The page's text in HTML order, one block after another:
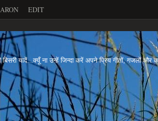
EDIT
बिसरी यादें...क्यूँ ना उन्हें जिन्दा करें अपने प्रिय गीतों, गजलों